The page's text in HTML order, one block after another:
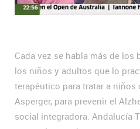
Cada vez se habla más de los
los niños y adultos que lo
terapéutico para tratar a niños
Asperger, para prevenir el
social integradora. Andalucía